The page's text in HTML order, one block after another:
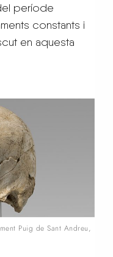
període
constants i
en aquesta
Puig de Sant Andreu,